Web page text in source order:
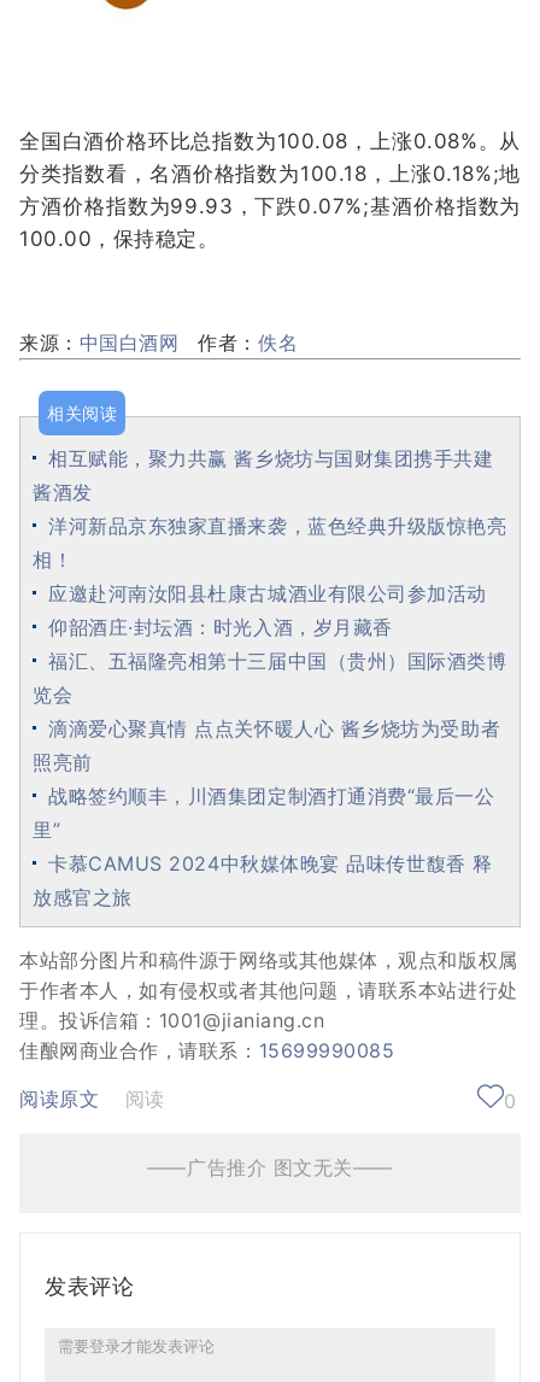
全国白酒价格环比总指数为100.08，上涨0.08%。从
分类指数看，名酒价格指数为100.18，上涨0.18%;地
方酒价格指数为99.93，下跌0.07%;基酒价格指数为
100.00，保持稳定。
来源： 中国白酒网 作者：佚名
相关阅读
相互赋能，聚力共赢 酱乡烧坊与国财集团携手共建
酱酒发
洋河新品京东独家直播来袭，蓝色经典升级版惊艳亮
相！
应邀赴河南汝阳县杜康古城酒业有限公司参加活动
仰韶酒庄·封坛酒：时光入酒，岁月藏香
福汇、五福隆亮相第十三届中国（贵州）国际酒类博
览会
滴滴爱心聚真情 点点关怀暖人心 酱乡烧坊为受助者
照亮前
战略签约顺丰，川酒集团定制酒打通消费“最后一公
里”
卡慕CAMUS 2024中秋媒体晚宴 品味传世馥香 释
放感官之旅
本站部分图片和稿件源于网络或其他媒体，观点和版权属
于作者本人，如有侵权或者其他问题，请联系本站进行处
理。投诉信箱：1001@jianiang.cn
佳酿网商业合作，请联系： 15699990085
阅读原文
阅读 0
——广告推介 图文无关——
发表评论